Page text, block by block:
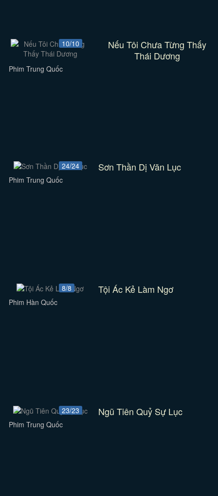
10/10
Nếu Tôi Chưa Từng Thấy
Thái Dương
Phim Trung Quốc
24/24 Sơn Thần Dị Văn Lục
Phim Trung Quốc
8/8 Tội Ác Kẻ Làm Ngơ
Phim Hàn Quốc
23/23 Ngũ Tiên Quỷ Sự Lục
Phim Trung Quốc